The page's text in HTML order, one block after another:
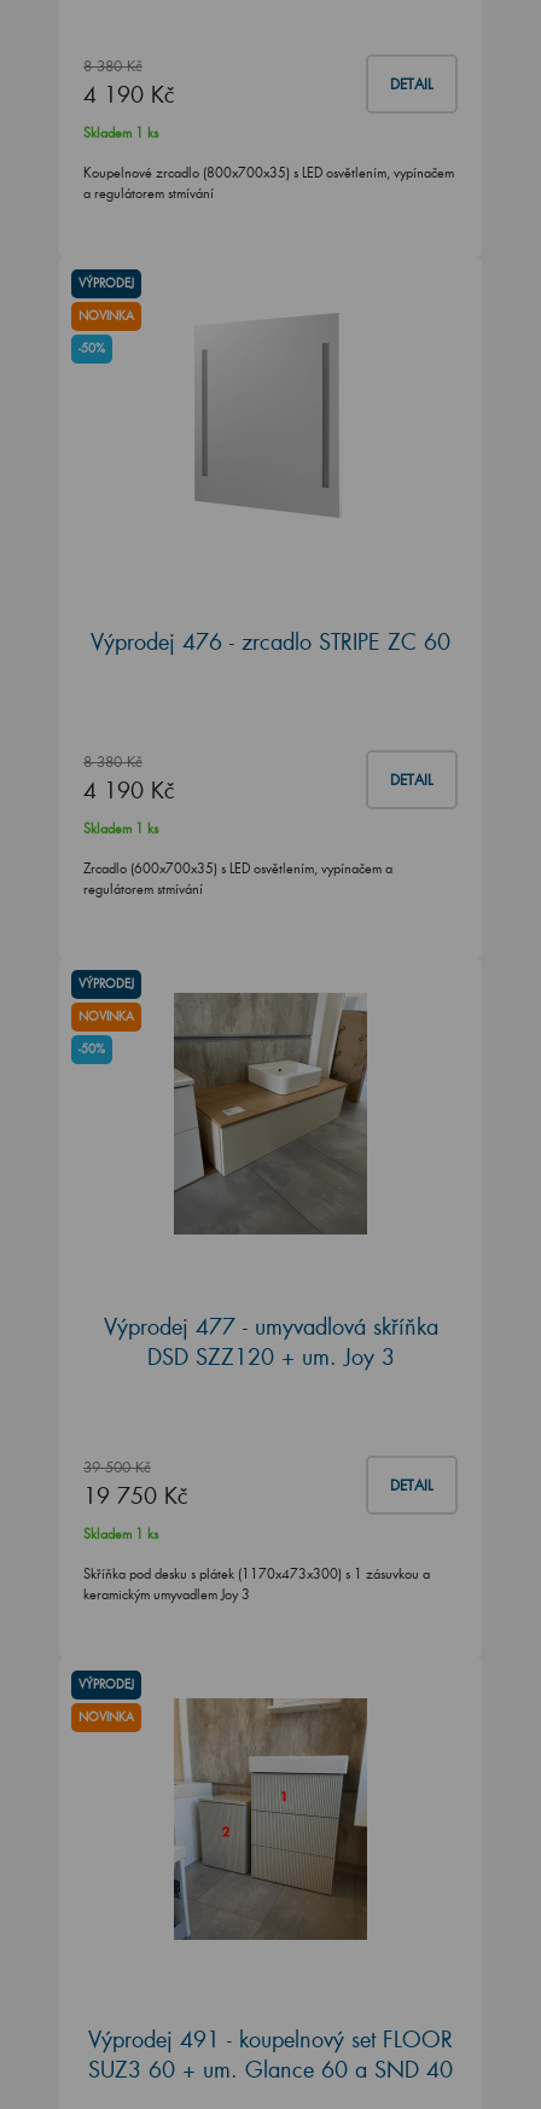
8 380 Kč
4 190 Kč DETAIL
Skladem 1 ks
Koupelnové zrcadlo (800x700x35) s LED osvětlením, vypínačem
a regulátorem stmívání
VÝPRODEJ
NOVINKA
-50%
Výprodej 476 - zrcadlo STRIPE ZC 60
8 380 Kč
4 190 Kč DETAIL
Skladem 1 ks
Zrcadlo (600x700x35) s LED osvětlením, vypínačem a
regulátorem stmívání
VÝPRODEJ
NOVINKA
-50%
Výprodej 477 - umyvadlová skříňka
DSD SZZ120 + um. Joy 3
39 500 Kč
19 750 Kč DETAIL
Skladem 1 ks
Skříňka pod desku s plátek (1170x473x300) s 1 zásuvkou a
keramickým umyvadlem Joy 3
VÝPRODEJ
NOVINKA
Výprodej 491 - koupelnový set FLOOR
SUZ3 60 + um. Glance 60 a SND 40